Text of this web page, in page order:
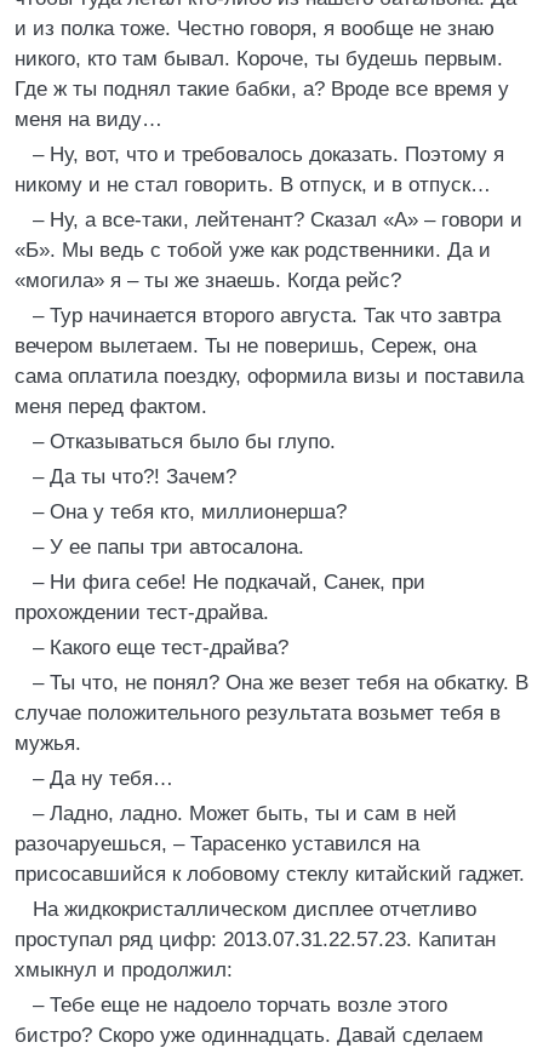
и из полка тоже. Честно говоря, я вообще не знаю
никого, кто там бывал. Короче, ты будешь первым.
Где ж ты поднял такие бабки, а? Вроде все время у
меня на виду…
– Ну, вот, что и требовалось доказать. Поэтому я
никому и не стал говорить. В отпуск, и в отпуск…
– Ну, а все-таки, лейтенант? Сказал «А» – говори и
«Б». Мы ведь с тобой уже как родственники. Да и
«могила» я – ты же знаешь. Когда рейс?
– Тур начинается второго августа. Так что завтра
вечером вылетаем. Ты не поверишь, Сереж, она
сама оплатила поездку, оформила визы и поставила
меня перед фактом.
– Отказываться было бы глупо.
– Да ты что?! Зачем?
– Она у тебя кто, миллионерша?
– У ее папы три автосалона.
– Ни фига себе! Не подкачай, Санек, при
прохождении тест-драйва.
– Какого еще тест-драйва?
– Ты что, не понял? Она же везет тебя на обкатку. В
случае положительного результата возьмет тебя в
мужья.
– Да ну тебя…
– Ладно, ладно. Может быть, ты и сам в ней
разочаруешься, – Тарасенко уставился на
присосавшийся к лобовому стеклу китайский гаджет.
На жидкокристаллическом дисплее отчетливо
проступал ряд цифр: 2013.07.31.22.57.23. Капитан
хмыкнул и продолжил:
– Тебе еще не надоело торчать возле этого
бистро? Скоро уже одиннадцать. Давай сделаем